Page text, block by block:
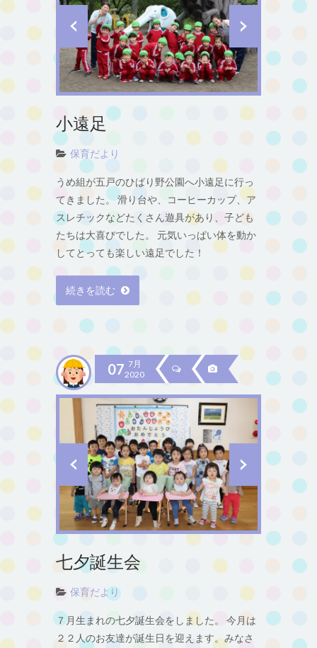
小遠足
保育だより
うめ組が五戸のひばり野公園へ小遠足に行っ
てきました。 滑り台や、コーヒーカップ、ア
スレチックなどたくさん遊具があり、子ども
たちは大喜びでした。 元気いっぱい体を動か
してとっても楽しい遠足でした！
続きを読む
07 7月
2020
七夕誕生会
保育だより
７月生まれの七夕誕生会をしました。 今月は
２２人のお友達が誕生日を迎えます。みなさ